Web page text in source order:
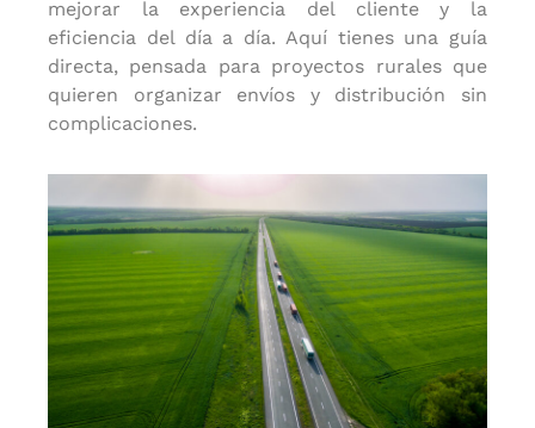
mejorar la experiencia del cliente y la
eficiencia del día a día. Aquí tienes una guía
directa, pensada para proyectos rurales que
quieren organizar envíos y distribución sin
complicaciones.